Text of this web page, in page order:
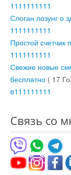
1 1 1 1 1 1 1 1 1 1
Слоган лозунг о
1 1 1 1 1 1 1 1 1 1
Простой
1 1 1 1 1 1 1 1 1 1
Свежие новые
бесплатно ( 17
e1 1 1 1 1 1 1 1 1
Связь со